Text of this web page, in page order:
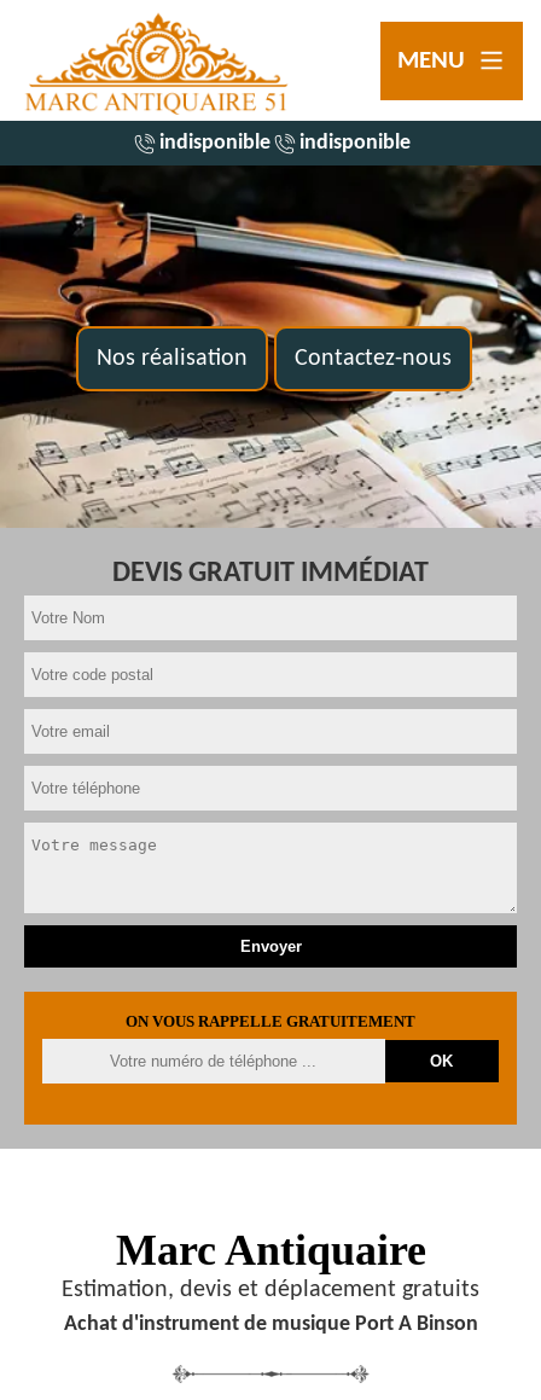
MENU
indisponible indisponible
Nos réalisation Contactez-nous
DEVIS GRATUIT IMMÉDIAT
ON VOUS RAPPELLE GRATUITEMENT
Marc Antiquaire
Estimation, devis et déplacement gratuits
Achat d'instrument de musique Port A Binson